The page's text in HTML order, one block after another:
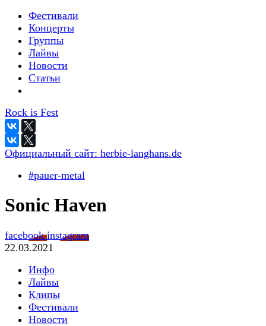
Фестивали
Концерты
Группы
Лайвы
Новости
Статьи
Rock is Fest
Официальный сайт: herbie-langhans.de
#pauer-metal
Sonic Haven
facebookinstagram
22.03.2021
Инфо
Лайвы
Клипы
Фестивали
Новости